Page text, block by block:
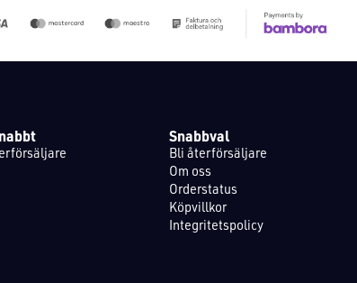
Snabbval
Bli återförsäljare
Om oss
Orderstatus
Köpvillkor
Integritetspolicy